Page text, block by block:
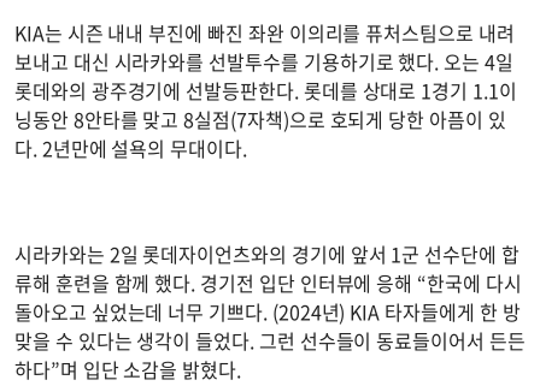
KIA는 시즌 내내 부진에 빠진 좌완 이의리를 퓨처스팀으로 내려
보내고 대신 시라카와를 선발투수를 기용하기로 했다. 오는 4일
롯데와의 광주경기에 선발등판한다. 롯데를 상대로 1경기 1.1이
닝동안 8안타를 맞고 8실점(7자책)으로 호되게 당한 아픔이 있
다. 2년만에 설욕의 무대이다.
시라카와는 2일 롯데자이언츠와의 경기에 앞서 1군 선수단에 합
류해 훈련을 함께 했다. 경기전 입단 인터뷰에 응해 “한국에 다시
돌아오고 싶었는데 너무 기쁘다. (2024년) KIA 타자들에게 한 방
맞을 수 있다는 생각이 들었다. 그런 선수들이 동료들이어서 든든
하다”며 입단 소감을 밝혔다.